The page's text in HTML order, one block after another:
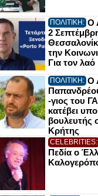
ΠΟΛΙΤΙΚΗ: Ο
2
την
Για τον λαό
ΠΟΛΙΤΙΚΗ: Ο
-γιος του
κατέβει
βουλευτής
Κρήτης
CELEBRITIES:
Πεδία ο